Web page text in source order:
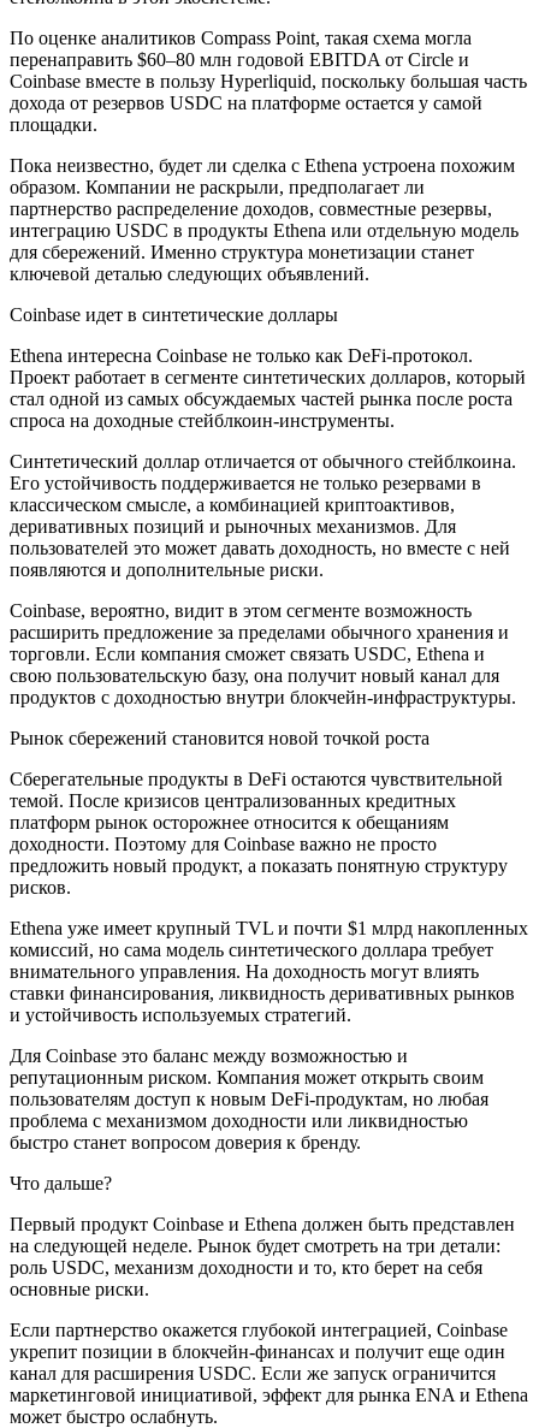
По оценке аналитиков Compass Point, такая схема могла
перенаправить $60–80 млн годовой EBITDA от Circle и
Coinbase вместе в пользу Hyperliquid, поскольку большая часть
дохода от резервов USDC на платформе остается у самой
площадки.
Пока неизвестно, будет ли сделка с Ethena устроена похожим
образом. Компании не раскрыли, предполагает ли
партнерство распределение доходов, совместные резервы,
интеграцию USDC в продукты Ethena или отдельную модель
для сбережений. Именно структура монетизации станет
ключевой деталью следующих объявлений.
Coinbase идет в синтетические доллары
Ethena интересна Coinbase не только как DeFi-протокол.
Проект работает в сегменте синтетических долларов, который
стал одной из самых обсуждаемых частей рынка после роста
спроса на доходные стейблкоин-инструменты.
Синтетический доллар отличается от обычного стейблкоина.
Его устойчивость поддерживается не только резервами в
классическом смысле, а комбинацией криптоактивов,
деривативных позиций и рыночных механизмов. Для
пользователей это может давать доходность, но вместе с ней
появляются и дополнительные риски.
Coinbase, вероятно, видит в этом сегменте возможность
расширить предложение за пределами обычного хранения и
торговли. Если компания сможет связать USDC, Ethena и
свою пользовательскую базу, она получит новый канал для
продуктов с доходностью внутри блокчейн-инфраструктуры.
Рынок сбережений становится новой точкой роста
Сберегательные продукты в DeFi остаются чувствительной
темой. После кризисов централизованных кредитных
платформ рынок осторожнее относится к обещаниям
доходности. Поэтому для Coinbase важно не просто
предложить новый продукт, а показать понятную структуру
рисков.
Ethena уже имеет крупный TVL и почти $1 млрд накопленных
комиссий, но сама модель синтетического доллара требует
внимательного управления. На доходность могут влиять
ставки финансирования, ликвидность деривативных рынков
и устойчивость используемых стратегий.
Для Coinbase это баланс между возможностью и
репутационным риском. Компания может открыть своим
пользователям доступ к новым DeFi-продуктам, но любая
проблема с механизмом доходности или ликвидностью
быстро станет вопросом доверия к бренду.
Что дальше?
Первый продукт Coinbase и Ethena должен быть представлен
на следующей неделе. Рынок будет смотреть на три детали:
роль USDC, механизм доходности и то, кто берет на себя
основные риски.
Если партнерство окажется глубокой интеграцией, Coinbase
укрепит позиции в блокчейн-финансах и получит еще один
канал для расширения USDC. Если же запуск ограничится
маркетинговой инициативой, эффект для рынка ENA и Ethena
может быстро ослабнуть.